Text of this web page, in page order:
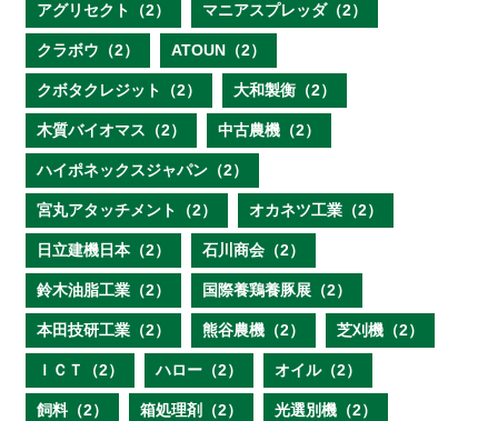
アグリセクト（2） マニアスプレッダ（2）
クラボウ（2） ATOUN（2）
クボタクレジット（2） 大和製衡（2）
木質バイオマス（2） 中古農機（2）
ハイポネックスジャパン（2）
宮丸アタッチメント（2） オカネツ工業（2）
日立建機日本（2） 石川商会（2）
鈴木油脂工業（2） 国際養鶏養豚展（2）
本田技研工業（2） 熊谷農機（2） 芝刈機（2）
ＩＣＴ（2） ハロー（2） オイル（2）
飼料（2） 箱処理剤（2） 光選別機（2）